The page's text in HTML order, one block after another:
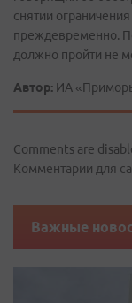
снятии
преждевременно.
должно пройти не
Автор: ИА
Comments are
Комментарии для
Важные